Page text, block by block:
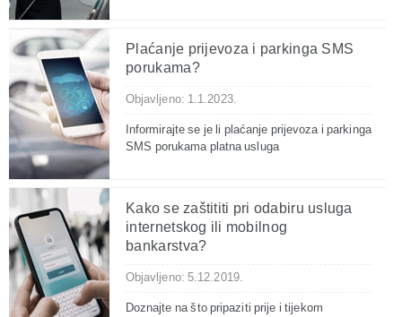
Plaćanje prijevoza i parkinga SMS
porukama?
Objavljeno: 1.1.2023.
Informirajte se je li plaćanje prijevoza i parkinga
SMS porukama platna usluga
Kako se zaštititi pri odabiru usluga
internetskog ili mobilnog
bankarstva?
Objavljeno: 5.12.2019.
Doznajte na što pripaziti prije i tijekom